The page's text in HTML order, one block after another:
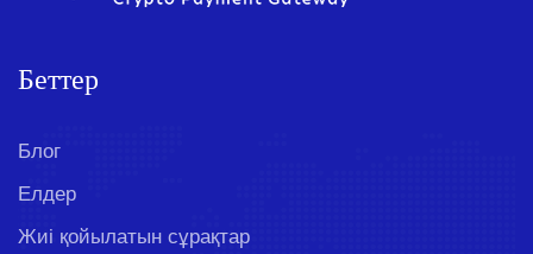
Беттер
Блог
Елдер
Жиі қойылатын сұрақтар